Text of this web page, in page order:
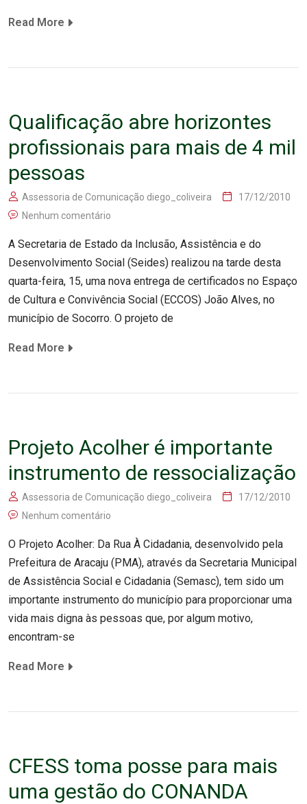
Read More
Qualificação abre horizontes
profissionais para mais de 4 mil
pessoas
Assessoria de Comunicação diego_coliveira
17/12/2010
Nenhum comentário
A Secretaria de Estado da Inclusão, Assistência e do
Desenvolvimento Social (Seides) realizou na tarde desta
quarta-feira, 15, uma nova entrega de certificados no Espaço
de Cultura e Convivência Social (ECCOS) João Alves, no
município de Socorro. O projeto de
Read More
Projeto Acolher é importante
instrumento de ressocialização
Assessoria de Comunicação diego_coliveira
17/12/2010
Nenhum comentário
O Projeto Acolher: Da Rua À Cidadania, desenvolvido pela
Prefeitura de Aracaju (PMA), através da Secretaria Municipal
de Assistência Social e Cidadania (Semasc), tem sido um
importante instrumento do município para proporcionar uma
vida mais digna às pessoas que, por algum motivo,
encontram-se
Read More
CFESS toma posse para mais
uma gestão do CONANDA